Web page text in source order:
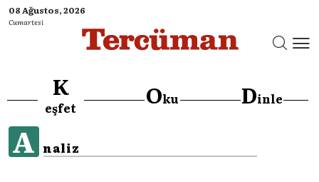
08 Ağustos, 2026
Cumartesi
K
eşfet Oku Dinle
A naliz